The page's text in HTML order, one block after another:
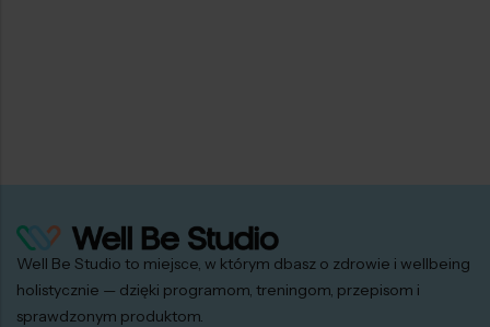
Well Be Studio to miejsce, w którym dbasz o zdrowie i wellbeing
holistycznie — dzięki programom, treningom, przepisom i
sprawdzonym produktom.